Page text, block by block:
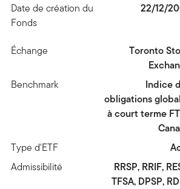
Date de création du
Fonds
22/12/
Échange
Toronto
Benchmark
Indice
obligations
à court terme
Type d'ETF
Admissibilité
RRSP, RRIF,
TFSA, DPSP,